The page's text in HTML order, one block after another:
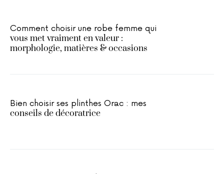
Comment choisir une robe femme qui
vous met vraiment en valeur :
morphologie, matières & occasions
Bien choisir ses plinthes Orac : mes
conseils de décoratrice